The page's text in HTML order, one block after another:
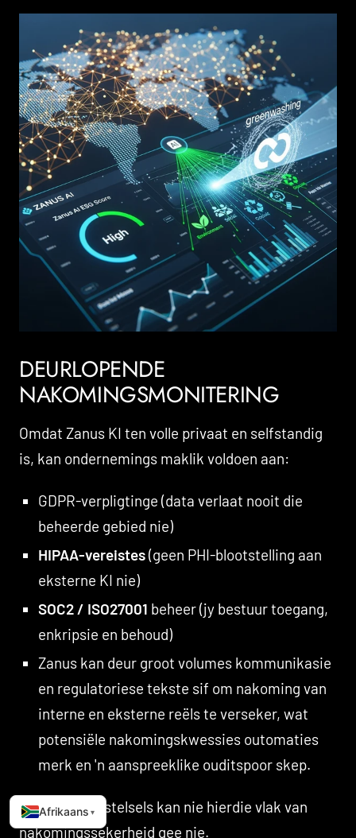
DEURLOPENDE
NAKOMINGSMONITERING
Omdat Zanus KI ten volle privaat en selfstandig
is, kan ondernemings maklik voldoen aan:
GDPR-verpligtinge (data verlaat nooit die
beheerde gebied nie)
HIPAA-vereistes(geen PHI-blootstelling aan
eksterne KI nie)
SOC2 / ISO27001 beheer (jy bestuur toegang,
enkripsie en behoud)
Zanus kan deur groot volumes kommunikasie
en regulatoriese tekste sif om nakoming van
interne en eksterne reëls te verseker, wat
potensiële nakomingskwessies outomaties
merk en 'n aanspreeklike ouditspoor skep.
Openbare KI-stelsels kan nie hierdie vlak van
nakomingssekerheid gee nie.
Afrikaans ▾